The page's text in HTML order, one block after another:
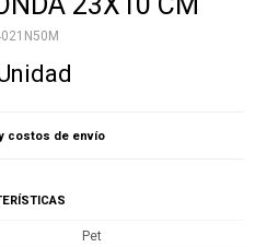
costos de envío
Pet